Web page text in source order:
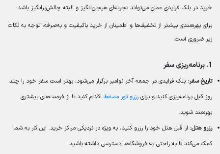
خرید در بلک فرایدی عمان می‌تواند تجربه‌ای هیجان‌انگیز و البته چالش‌برانگیز باشد.
برای بهره‌مندی بیشتر از تخفیف‌ها و اطمینان از خرید باکیفیت و به‌صرفه، توجه به نکات
زیر ضروری است:
1. برنامه‌ریزی سفر
تاریخ سفر: بلک فرایدی در جمعه آخر نوامبر برگزار می‌شود. بهتر است سفر خود را چند
روز قبل برنامه‌ریزی کنید و برای رزرو تور مسقط اقدام کنید تا از فرصت‌های بیشتری
بهره‌مند شوید.
رزرو هتل: از قبل هتل خود را رزرو کنید، به ویژه در نزدیکی مراکز خرید. این کار به شما
کمک می‌کند تا به راحتی به فروشگاه‌ها دسترسی داشته باشید.